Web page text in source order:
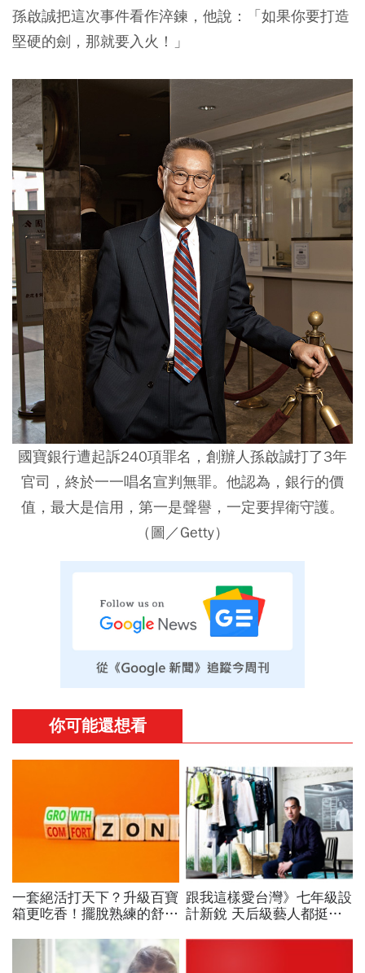
孫啟誠把這次事件看作淬鍊，他說：「如果你要打造
堅硬的劍，那就要入火！」
國寶銀行遭起訴240項罪名，創辦人孫啟誠打了3年
官司，終於一一唱名宣判無罪。他認為，銀行的價
值，最大是信用，第一是聲譽，一定要捍衛守護。
（圖／Getty）